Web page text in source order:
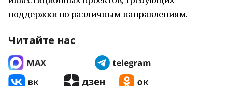
поддержки по различным направлениям.
Читайте нас